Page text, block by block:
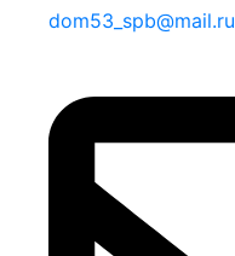
dom53_spb@mail.ru